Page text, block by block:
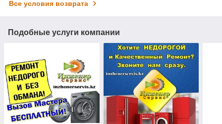
Все условия возврата
Подобные услуги компании